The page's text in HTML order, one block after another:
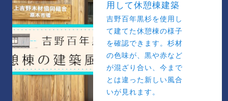
用して休憩棟建築
吉野百年黒杉を使用し
て建てた休憩棟の様子
を確認できます。杉材
の色味が、黒や赤など
が混ざり合い、今まで
とは違った新しい風合
いが見れます。